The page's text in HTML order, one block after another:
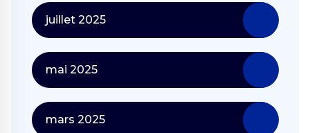
juillet 2025
mai 2025
mars 2025